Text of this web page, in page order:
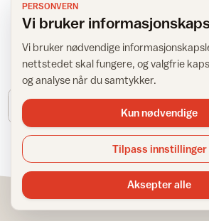
Få inspirasjon rett i
Meld deg på IFIs nyhetsbrev for tips,
hjemmet.
PERSONVERN
Vi bruker
Vi bruker nødvendige
nettstedet skal fungere, og valgfrie
og analyse når du samtykker.
Kun nødvendige
Tilpass innstillinger
Aksepter alle